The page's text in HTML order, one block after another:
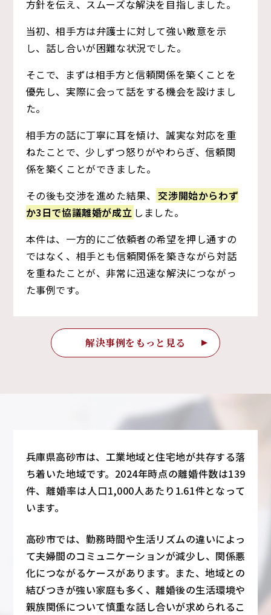
方針を伝え、スムーズな解決を目指しました。
当初、相手方は弁護士に対して強い敵意を示
し、話し合いが困難な状況でした。
そこで、まずは相手方と信頼関係を築くことを
優先し、実際に会って話をする機会を設けまし
た。
相手方の話に丁寧に耳を傾け、誠実な対応を重
ねたことで、少しずつ怒りがやわらぎ、信頼関
係を築くことができました。
その後も交渉を進めた結果、 交渉開始からわず
か3日で協議離婚が成立 しました。
本件は、一方的にご依頼者の希望を押し通すの
ではなく、相手とも信頼関係を築きながら対話
を重ねたことが、非常に迅速な解決につながっ
た事例です。
解決事例をもっと見る
兵庫県高砂市は、工業地域と住宅地が共存する落
ち着いた地域です。2024年時点の離婚件数は139
件、離婚率は人口1,000人あたり1.61件となって
います。
高砂市では、勤務時間や生活リズムの違いによっ
て夫婦間のコミュニケーションが減少し、関係悪
化につながるケースがあります。また、地域との
結びつきが強い家庭も多く、離婚後の生活環境や
親族関係について慎重な話し合いが求められるこ